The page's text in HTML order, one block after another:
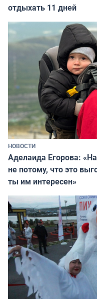
отдыхать 11 дней
НОВОСТИ
Аделаида Егорова:
не потому, что это
ты им интересен»